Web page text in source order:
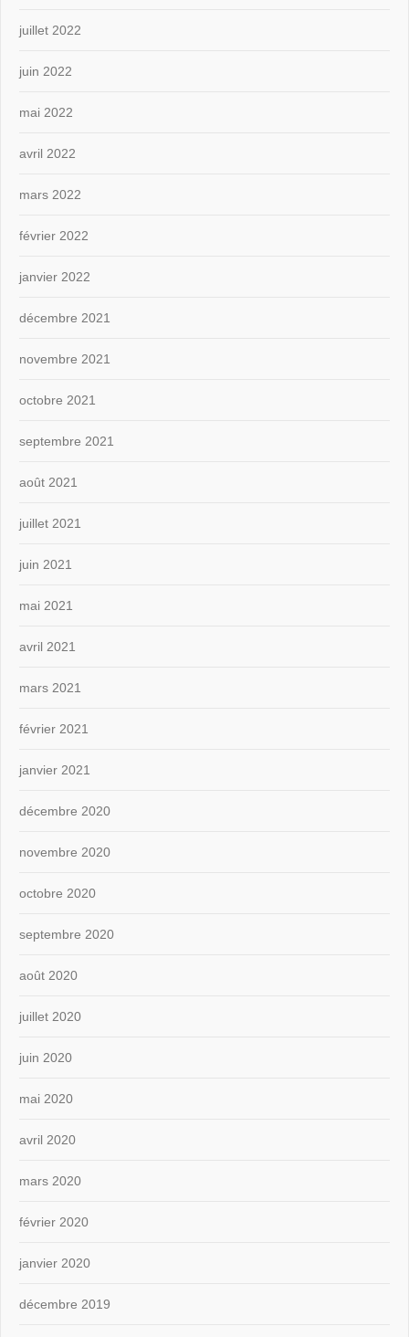
juillet 2022
juin 2022
mai 2022
avril 2022
mars 2022
février 2022
janvier 2022
décembre 2021
novembre 2021
octobre 2021
septembre 2021
août 2021
juillet 2021
juin 2021
mai 2021
avril 2021
mars 2021
février 2021
janvier 2021
décembre 2020
novembre 2020
octobre 2020
septembre 2020
août 2020
juillet 2020
juin 2020
mai 2020
avril 2020
mars 2020
février 2020
janvier 2020
décembre 2019